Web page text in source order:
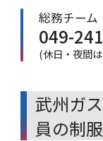
総務チーム
049-
(休日・夜間
武州ガ
員の制服